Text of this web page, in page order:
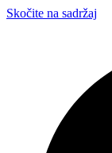
Skočite na sadržaj